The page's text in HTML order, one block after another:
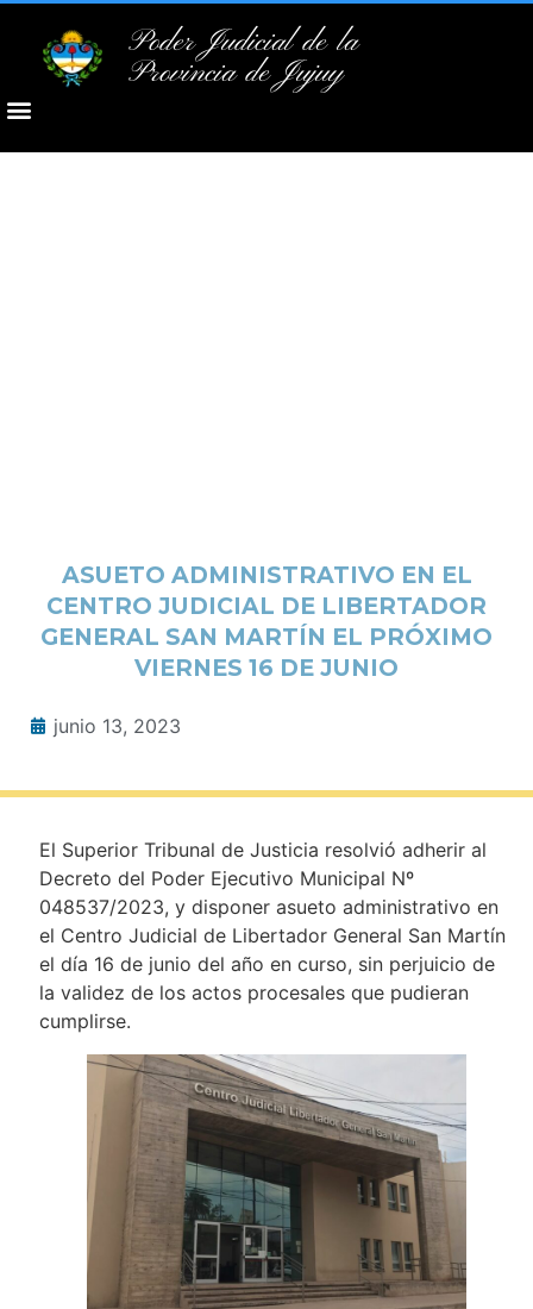
Poder Judicial de la
Provincia de Jujuy
ASUETO ADMINISTRATIVO EN EL
CENTRO JUDICIAL DE LIBERTADOR
GENERAL SAN MARTÍN EL PRÓXIMO
VIERNES 16 DE JUNIO
junio 13, 2023
El Superior Tribunal de Justicia resolvió adherir al
Decreto del Poder Ejecutivo Municipal Nº
048537/2023, y disponer asueto administrativo en
el Centro Judicial de Libertador General San Martín
el día 16 de junio del año en curso, sin perjuicio de
la validez de los actos procesales que pudieran
cumplirse.